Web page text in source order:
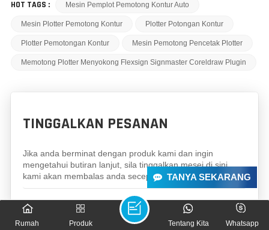
TANYA SEKARANG
HOT TAGS : Mesin Pemplot Pemotong Kontur Auto
Mesin Plotter Pemotong Kontur Plotter Potongan Kontur
Plotter Pemotongan Kontur Mesin Pemotong Pencetak Plotter
Memotong Plotter Menyokong Flexsign Signmaster Coreldraw Plugin
TINGGALKAN PESANAN
Jika anda berminat dengan produk kami dan ingin
mengetahui butiran lanjut, sila tinggalkan mesej di sini,
kami akan membalas anda secepat mungkin.
EH-1350AB Pemplot kontur automatik pelekat
Rumah Produk Whatsapp
Tentang Kita